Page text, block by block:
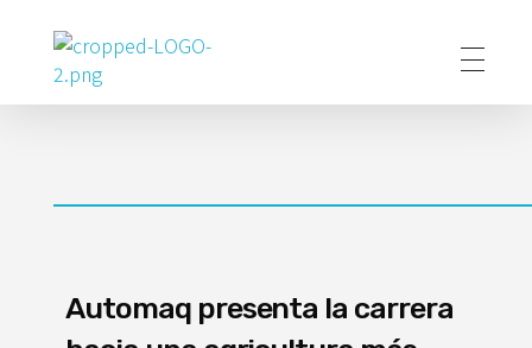
Poder Agropecuario
Automaq presenta la carrera